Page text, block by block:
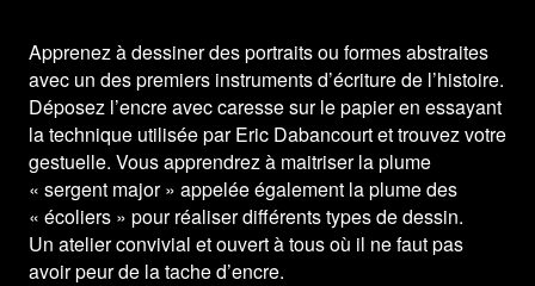
Apprenez à dessiner des portraits ou formes abstraites
avec un des premiers instruments d’écriture de l’histoire.
Déposez l’encre avec caresse sur le papier en essayant
la technique utilisée par Eric Dabancourt et trouvez votre
gestuelle. Vous apprendrez à maitriser la plume
« sergent major » appelée également la plume des
« écoliers » pour réaliser différents types de dessin.
Un atelier convivial et ouvert à tous où il ne faut pas
avoir peur de la tache d’encre.